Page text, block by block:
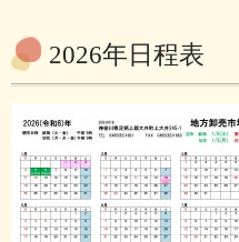
2026年日程表